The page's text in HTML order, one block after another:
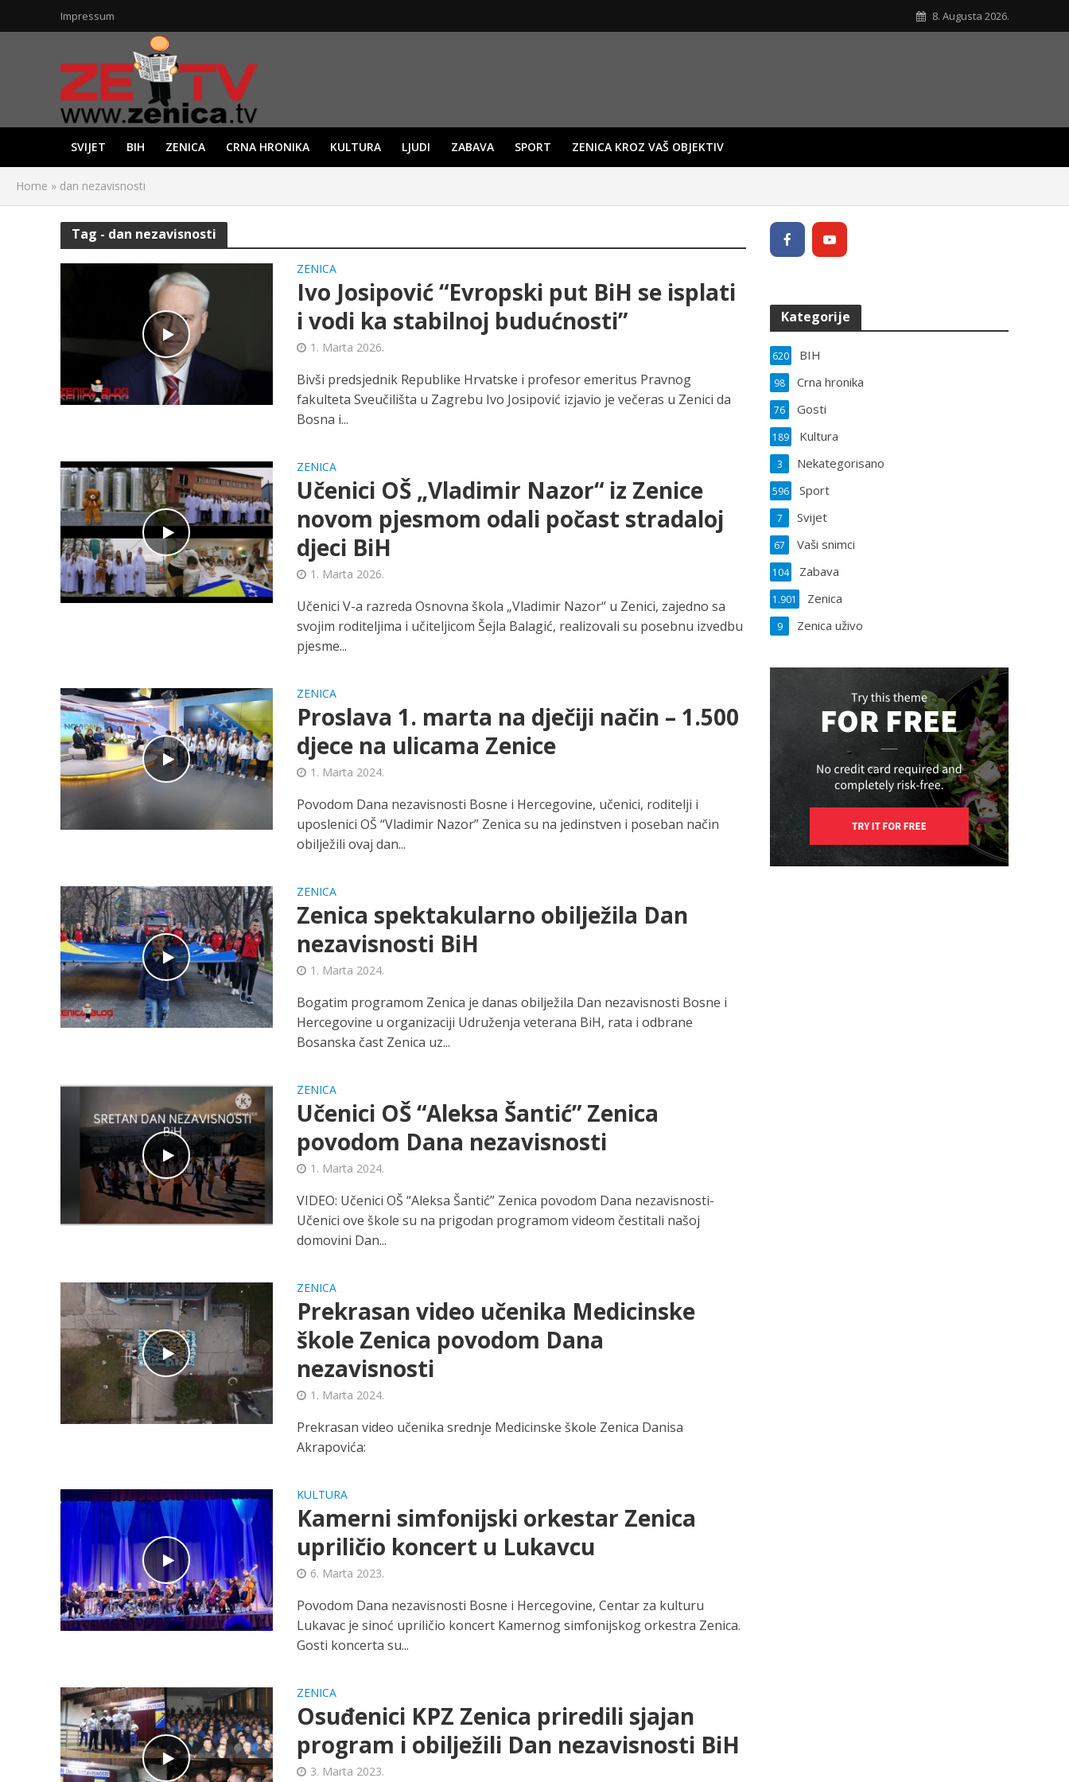
Impressum 8. Augusta 2026.
SVIJET BIH ZENICA CRNA HRONIKA KULTURA LJUDI ZABAVA SPORT ZENICA KROZ VAŠ OBJEKTIV
Home » dan nezavisnosti
Tag - dan nezavisnosti
ZENICA
Ivo Josipović “Evropski put BiH se isplati
i vodi ka stabilnoj budućnosti”
1. Marta 2026.
Bivši predsjednik Republike Hrvatske i profesor emeritus Pravnog
fakulteta Sveučilišta u Zagrebu Ivo Josipović izjavio je večeras u Zenici da
Bosna i...
ZENICA
Učenici OŠ „Vladimir Nazor“ iz Zenice
novom pjesmom odali počast stradaloj
djeci BiH
1. Marta 2026.
Učenici V-a razreda Osnovna škola „Vladimir Nazor“ u Zenici, zajedno sa
svojim roditeljima i učiteljicom Šejla Balagić, realizovali su posebnu izvedbu
pjesme...
ZENICA
Proslava 1. marta na dječiji način – 1.500
djece na ulicama Zenice
1. Marta 2024.
Povodom Dana nezavisnosti Bosne i Hercegovine, učenici, roditelji i
uposlenici OŠ “Vladimir Nazor” Zenica su na jedinstven i poseban način
obilježili ovaj dan...
ZENICA
Zenica spektakularno obilježila Dan
nezavisnosti BiH
1. Marta 2024.
Bogatim programom Zenica je danas obilježila Dan nezavisnosti Bosne i
Hercegovine u organizaciji Udruženja veterana BiH, rata i odbrane
Bosanska čast Zenica uz...
ZENICA
Učenici OŠ “Aleksa Šantić” Zenica
povodom Dana nezavisnosti
1. Marta 2024.
VIDEO: Učenici OŠ “Aleksa Šantić” Zenica povodom Dana nezavisnosti-
Učenici ove škole su na prigodan programom videom čestitali našoj
domovini Dan...
ZENICA
Prekrasan video učenika Medicinske
škole Zenica povodom Dana
nezavisnosti
1. Marta 2024.
Prekrasan video učenika srednje Medicinske škole Zenica Danisa
Akrapovića:
KULTURA
Kamerni simfonijski orkestar Zenica
upriličio koncert u Lukavcu
6. Marta 2023.
Povodom Dana nezavisnosti Bosne i Hercegovine, Centar za kulturu
Lukavac je sinoć upriličio koncert Kamernog simfonijskog orkestra Zenica.
Gosti koncerta su...
ZENICA
Osuđenici KPZ Zenica priredili sjajan
program i obilježili Dan nezavisnosti BiH
3. Marta 2023.
Kategorije
BIH
620
Crna hronika
98
Gosti
76
Kultura
189
Nekategorisano
3
Sport
596
Svijet
7
Vaši snimci
67
Zabava
104
Zenica
1.901
Zenica uživo
9